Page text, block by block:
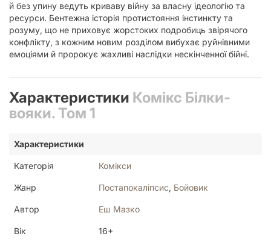
й без упину ведуть криваву війну за власну ідеологію та
ресурси. Бентежна історія протистояння інстинкту та
розуму, що не приховує жорстоких подробиць звірячого
конфлікту, з кожним новим розділом вибухає руйнівними
емоціями й пророкує жахливі наслідки нескінченної бійні.
Характеристики Комікс Білки-
вояки. Том 1
Характеристики
Категорія Комікси
Жанр Постапокаліпсис, Бойовик
Автор Еш Мазко
Вік 16+